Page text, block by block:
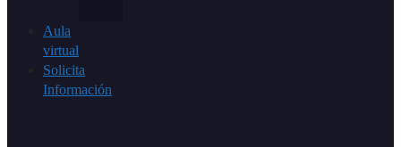
Aula
virtual
Solicita
Información